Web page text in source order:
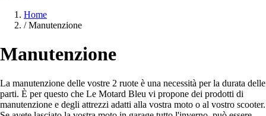
Home
/ Manutenzione
Manutenzione
La manutenzione delle vostre 2 ruote è una necessità per la durata delle
parti. È per questo che Le Motard Bleu vi propone dei prodotti di
manutenzione e degli attrezzi adatti alla vostra moto o al vostro scooter.